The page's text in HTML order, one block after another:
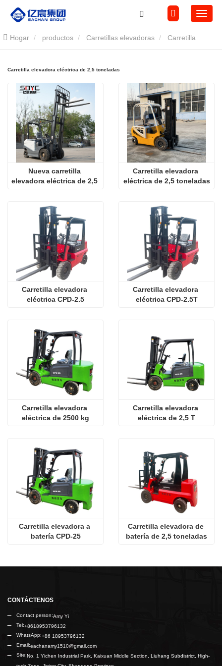
Hogar productos Carretillas elevadoras Carretilla
toneladas
Carretilla elevadora eléctrica de 2,5 toneladas
Nueva carretilla
elevadora eléctrica de 2,5
Carretilla elevadora
eléctrica de 2,5 toneladas
Carretilla elevadora
eléctrica CPD-2.5
Carretilla elevadora
eléctrica CPD-2.5T
Carretilla elevadora
eléctrica de 2500 kg
Carretilla elevadora
eléctrica de 2,5 T
Carretilla elevadora a
batería CPD-25
Carretilla elevadora de
batería de 2,5 toneladas
CONTÁCTENOS
Contact person:Amy Yi
Tel:+8618953796132
WhatsApp:+86 18953796132
Email:eachanamy1510@gmail.com
Site:No. 1 Yichen Industrial Park, Kaixuan Middle Section, Liuhang Subdistrict, High-